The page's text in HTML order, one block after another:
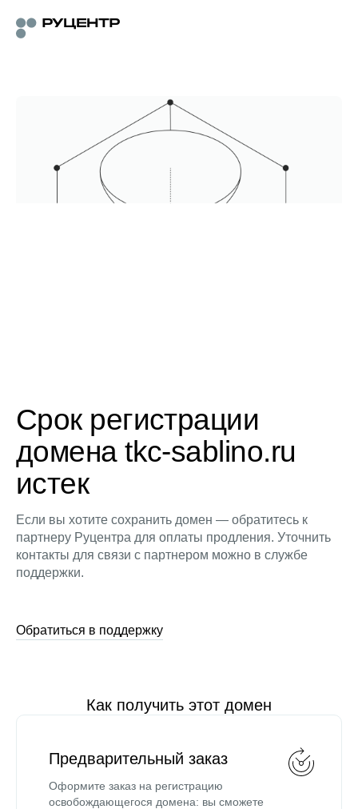
Срок регистрации
домена tkc-sablino.ru
истек
Если вы хотите сохранить домен — обратитесь к
партнеру Руцентра для оплаты продления. Уточнить
контакты для связи с партнером можно в службе
поддержки.
Обратиться в поддержку
Как получить этот домен
Предварительный заказ
Оформите заказ на регистрацию
освобождающегося домена: вы сможете